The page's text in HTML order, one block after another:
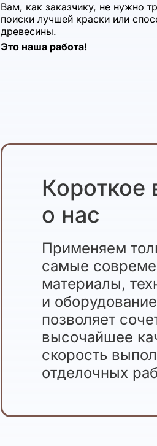
Вам, как заказчику, не нужно
поиски лучшей краски или
древесины.
Это наша работа!
Короткое
о нас
Применяем
самые
материалы,
и
позволяет
высочайшее
скорость
отделочных